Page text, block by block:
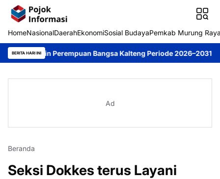
HomeNasionalDaerahEkonomiSosial BudayaPemkab Murung
BERITA HARI INI
Perempuan Bangsa Kalteng Periode 2026–2031 DPRD
Ad
Beranda
Seksi Dokkes terus Layani